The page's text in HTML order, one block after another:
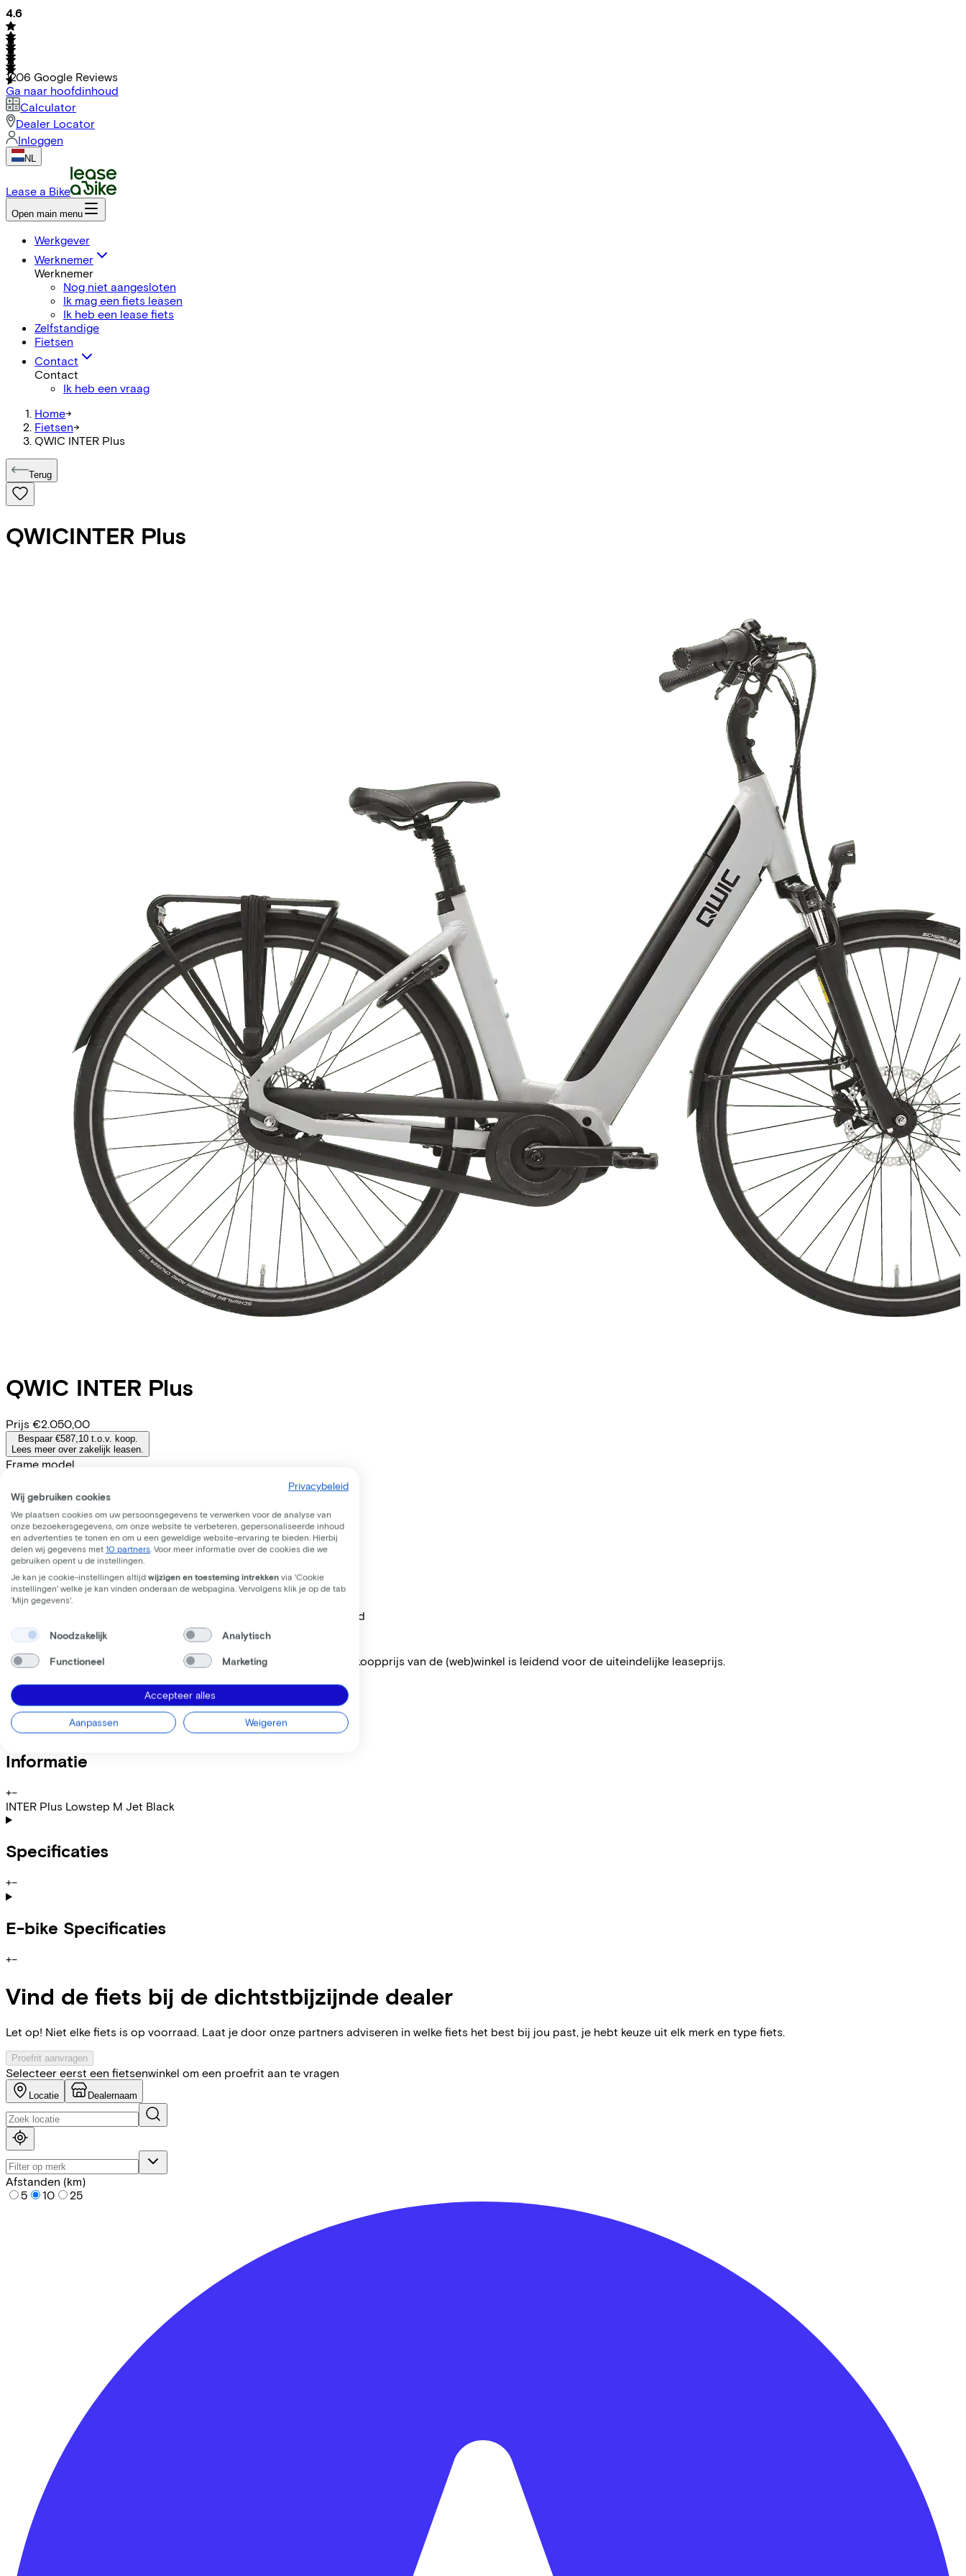
4.6
1206 Google Reviews
Ga naar hoofdinhoud
Calculator
Dealer Locator
Inloggen
NL
Lease a Bike
Open main menu
Werkgever
Werknemer
Werknemer
Nog niet aangesloten
Ik mag een fiets leasen
Ik heb een lease fiets
Zelfstandige
Fietsen
Contact
Contact
Ik heb een vraag
Home->
Fietsen->
QWIC INTER Plus
Terug
QWICINTER Plus
QWIC INTER Plus
Prijs €2.050,00
Bespaar €587,10 t.o.v. koop.
Lees meer over zakelijk leasen.
Frame model
Batterij opties
400 Wh
(Inbegrepen )
(Inbegrepen)
Frame model
Laag
Accu afneembaar
Ja
WERKNEMER ZELFSTANDIGE
Deze fiets lease je via je werkgever. Bereken de leaseprijs per maand
Bruto maandsalaris
Mijn werkgever betaalt
Let op: de vermelde lease- en verkoopprijzen zijn indicatief. De verkoopprijs van de (web)winkel is leidend voor de uiteindelijke leaseprijs.
€51,97
Incl. Service & verzekeringspakket
Overnameprijs na 3 jaar: €410,00
Informatie
+−
INTER Plus Lowstep M Jet Black
Specificaties
+−
E-bike Specificaties
+−
Vind de fiets bij de dichtstbijzijnde dealer
Let op! Niet elke fiets is op voorraad. Laat je door onze partners adviseren in welke fiets het best bij jou past, je hebt keuze uit elk merk en type fiets.
Proefrit aanvragen
Selecteer eerst een fietsenwinkel om een proefrit aan te vragen
Locatie Dealernaam
Afstanden (km)
5
10 25
Privacybeleid
Wij gebruiken cookies
We plaatsen cookies om uw persoonsgegevens te verwerken voor de analyse van
onze bezoekersgegevens, om onze website te verbeteren, gepersonaliseerde inhoud
en advertenties te tonen en om u een geweldige website-ervaring te bieden. Hierbij
delen wij gegevens met 10 partners . Voor meer informatie over de cookies die we
gebruiken opent u de instellingen.
Je kan je cookie-instellingen altijd wijzigen en toesteming intrekken via 'Cookie
instellingen' welke je kan vinden onderaan de webpagina. Vervolgens klik je op de tab
‘Mijn gegevens'.
Noodzakelijk Analytisch
Functioneel Marketing
Accepteer alles
Aanpassen Weigeren